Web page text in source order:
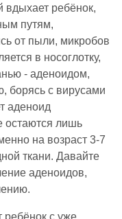
вдыхает ребёнок,
путям,
от пыли, микробов
в носоглотку,
- аденоидом,
с вирусами
аденоид
остаются лишь
на возраст 3-7
ткани. Давайте
аденоидов,
ребёнок с уже